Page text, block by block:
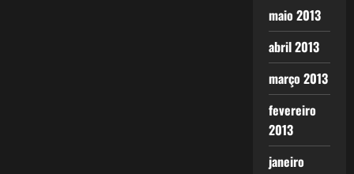
maio 2013
abril 2013
março 2013
fevereiro
2013
janeiro